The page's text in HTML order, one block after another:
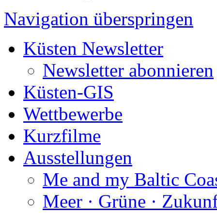
Navigation überspringen
Küsten Newsletter
Newsletter abonnieren
Küsten-GIS
Wettbewerbe
Kurzfilme
Ausstellungen
Me and my Baltic
Meer · Grüne ·